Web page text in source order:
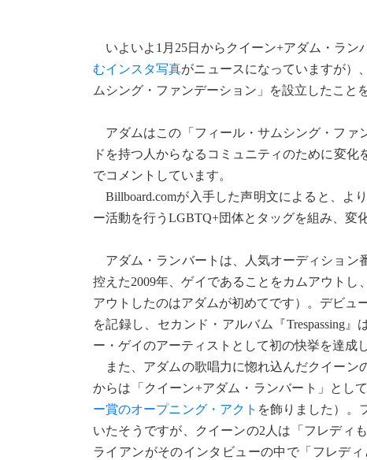
いよいよ1月25日からクイーン+アダム・ラン
むインスタ写真がニュースになっていますが）
ムシング・ファンデーション」を設立したこと
アダムはこの「フィール・サムシング・ファ
ドを持つ人からなるコミュニティのために変
でコメントしています。
Billboard.comが入手した声明文によると、よ
ー活動を行うLGBTQ+団体とタッグを組み、変
アダム・ランバートは、人気オーディション
控えた2009年、ゲイであることをカムアウト
アウトしたのはアダムが初めてです）。デビュ
を記録し、セカンド・アルバム『Trespassing
ー・ゲイのアーティストとして初の快挙を達成
また、アダムの歌唱力に惚れ込んだクイーン
からは「クイーン+アダム・ランバート」とし
ー賞のオープニング・アクト を飾りました）。
いたそうですが、クイーンの2人は「フレディ
ライアンがそのインタビューの中で「フレデ